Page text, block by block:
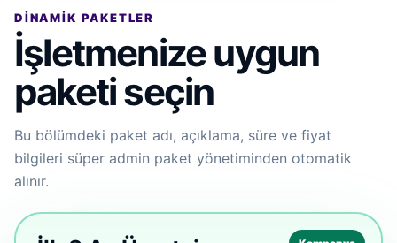
DINAMIK PAKETLER
İşletmenize uygun
paketi seçin
Bu bölümdeki paket adı, açıklama, süre ve fiyat
bilgileri süper admin paket yönetiminden otomatik
alınır.